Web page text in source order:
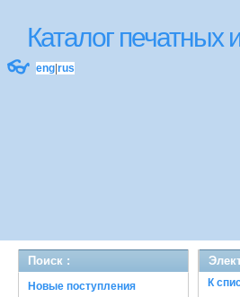
Каталог
👓 eng rus
Поиск :
Новые поступления
К